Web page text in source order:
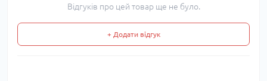
Відгуків про цей товар ще не було.
+ Додати відгук